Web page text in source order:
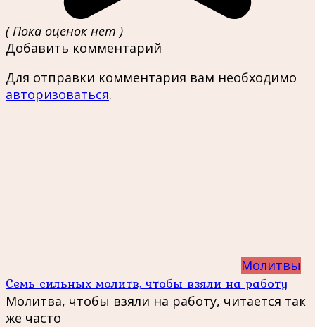
( Пока оценок нет )
Добавить комментарий
Для отправки комментария вам необходимо
авторизоваться.
Молитвы
Семь сильных молитв, чтобы взяли на работу
Молитва, чтобы взяли на работу, читается так
же часто